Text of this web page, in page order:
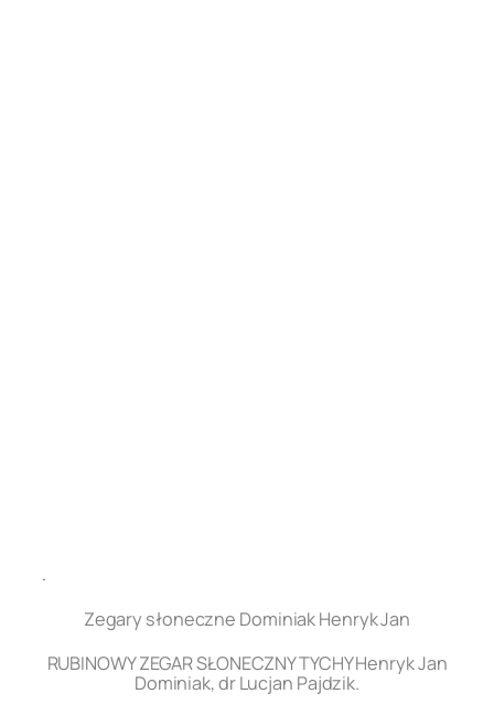
.
Zegary słoneczne Dominiak Henryk Jan
RUBINOWY ZEGAR SŁONECZNY TYCHY Henryk Jan
Dominiak, dr Lucjan Pajdzik.